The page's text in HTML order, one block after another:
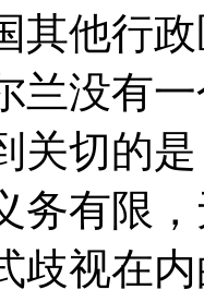
其他行
兰没有
关切的
务有限
歧视在